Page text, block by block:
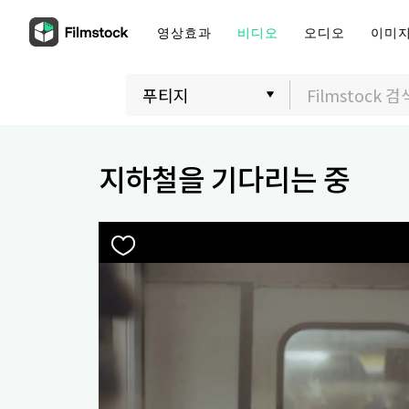
영상효과 비디오 오디오 이미
지하철을 기다리는 중